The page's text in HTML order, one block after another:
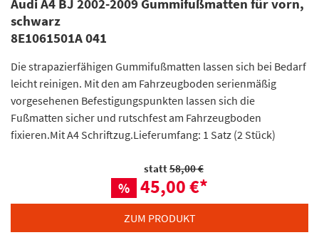
Audi A4 BJ 2002-2009 Gummifußmatten für vorn,
schwarz
8E1061501A 041
Die strapazierfähigen Gummifußmatten lassen sich bei Bedarf
leicht reinigen. Mit den am Fahrzeugboden serienmäßig
vorgesehenen Befestigungspunkten lassen sich die
Fußmatten sicher und rutschfest am Fahrzeugboden
fixieren.Mit A4 Schriftzug.Lieferumfang: 1 Satz (2 Stück)
statt58,00 €
% 45,00 €*
ZUM PRODUKT